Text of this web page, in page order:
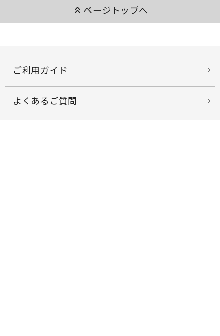
keyboard_double_arrow_up ページトップへ
ご利用ガイド
よくあるご質問